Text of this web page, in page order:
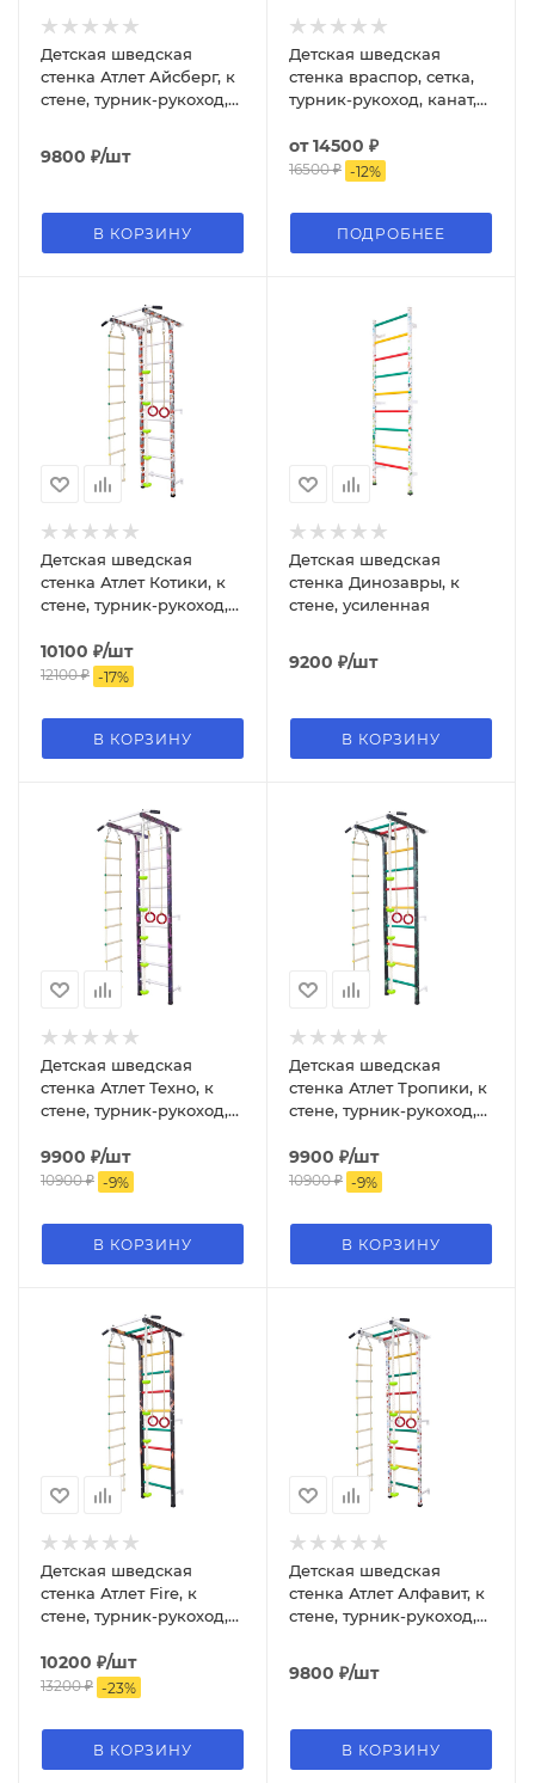
Детская шведская
стенка Атлет Айсберг, к
стене, турник-рукоход,
тарзанка
9800 ₽/шт
В КОРЗИНУ
Детская шведская
стенка враспор, сетка,
турник-рукоход, канат,
лестница
от14500 ₽
16500 ₽ -12%
ПОДРОБНЕЕ
Детская шведская
стенка Атлет Котики, к
стене, турник-рукоход,
тарзанка
10100 ₽/шт
12100₽ -17%
В КОРЗИНУ
Детская шведская
стенка Динозавры, к
стене, усиленная
9200 ₽/шт
В КОРЗИНУ
Детская шведская
стенка Атлет Техно, к
стене, турник-рукоход,
тарзанка
9900 ₽/шт
10900₽ -9%
В КОРЗИНУ
Детская шведская
стенка Атлет Тропики, к
стене, турник-рукоход,
тарзанка
9900 ₽/шт
10900₽ -9%
В КОРЗИНУ
Детская шведская
стенка Атлет Fire, к
стене, турник-рукоход,
тарзанка
10200 ₽/шт
13200₽ -23%
В КОРЗИНУ
Детская шведская
стенка Атлет Алфавит, к
стене, турник-рукоход,
тарзанка
9800 ₽/шт
В КОРЗИНУ